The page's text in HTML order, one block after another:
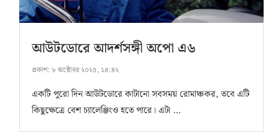
আউটডোরে আদর্শসঙ্গী অপো এ৬
প্রকাশ: ৮ অক্টোবর ২০২৫, ১৪:৪২
একটি পুরো দিন আউটডোরে কাটানো সবসময় রোমাঞ্চকর, তবে এটি
কিছুক্ষেত্রে বেশ চ্যালেঞ্জিংও হতে পারে। এটা …